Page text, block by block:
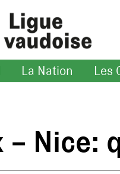
La Nation Les
– Nice: